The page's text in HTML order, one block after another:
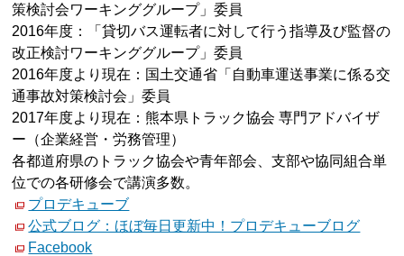
策検討会ワーキンググループ」委員
2016年度：「貸切バス運転者に対して行う指導及び監督の
改正検討ワーキンググループ」委員
2016年度より現在：国土交通省「自動車運送事業に係る交
通事故対策検討会」委員
2017年度より現在：熊本県トラック協会 専門アドバイザ
ー（企業経営・労務管理）
各都道府県のトラック協会や青年部会、支部や協同組合単
位での各研修会で講演多数。
プロデキューブ
公式ブログ：ほぼ毎日更新中！プロデキューブログ
Facebook